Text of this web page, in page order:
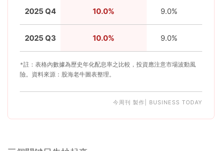
2025 Q4 10.0% 9.0%
2025 Q3 10.0% 9.0%
*註：表格內數據為歷史年化配息率之比較，投資應注意市場波動風
險。資料來源：股海老牛圖表整理。
今周刊 製作| BUSINESS TODAY